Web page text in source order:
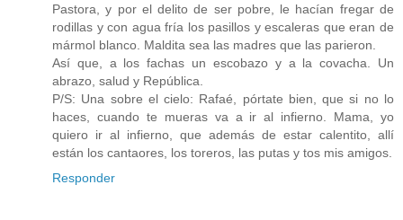
Pastora, y por el delito de ser pobre, le hacían fregar de
rodillas y con agua fría los pasillos y escaleras que eran de
mármol blanco. Maldita sea las madres que las parieron.
Así que, a los fachas un escobazo y a la covacha. Un
abrazo, salud y República.
P/S: Una sobre el cielo: Rafaé, pórtate bien, que si no lo
haces, cuando te mueras va a ir al infierno. Mama, yo
quiero ir al infierno, que además de estar calentito, allí
están los cantaores, los toreros, las putas y tos mis amigos.
Responder